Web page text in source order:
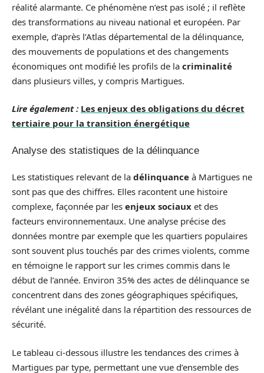
réalité alarmante. Ce phénomène n’est pas isolé ; il reflète
des transformations au niveau national et européen. Par
exemple, d’après l’Atlas départemental de la délinquance,
des mouvements de populations et des changements
économiques ont modifié les profils de la criminalité
dans plusieurs villes, y compris Martigues.
Lire également : Les enjeux des obligations du décret
tertiaire pour la transition énergétique
Analyse des statistiques de la délinquance
Les statistiques relevant de la délinquance à Martigues ne
sont pas que des chiffres. Elles racontent une histoire
complexe, façonnée par les enjeux sociaux et des
facteurs environnementaux. Une analyse précise des
données montre par exemple que les quartiers populaires
sont souvent plus touchés par des crimes violents, comme
en témoigne le rapport sur les crimes commis dans le
début de l’année. Environ 35% des actes de délinquance se
concentrent dans des zones géographiques spécifiques,
révélant une inégalité dans la répartition des ressources de
sécurité.
Le tableau ci-dessous illustre les tendances des crimes à
Martigues par type, permettant une vue d’ensemble des